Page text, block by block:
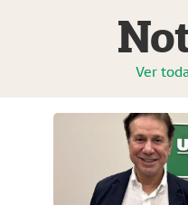
Ver